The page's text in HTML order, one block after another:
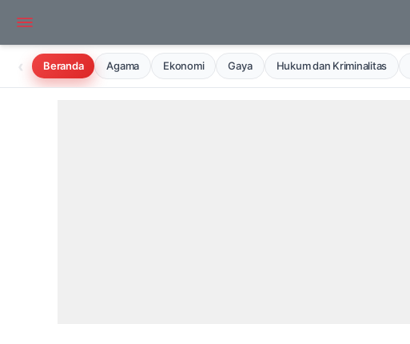
‹ Beranda Agama Ekonomi Gaya Hukum dan Kriminalitas